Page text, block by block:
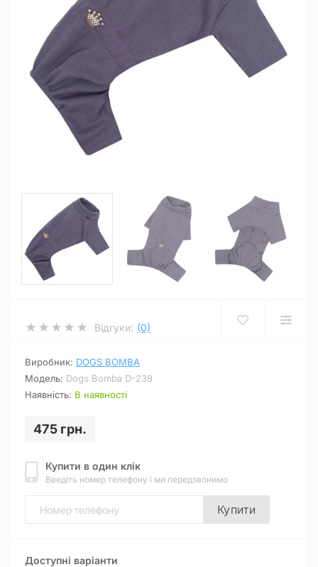
Відгуки: (0)
Виробник: DOGS BOMBA
Модель: Dogs Bomba D-239
Наявність: В наявності
475 грн.
Купити в один клік
Введіть номер телефону і ми передзвонимо
Купити
Доступні варіанти